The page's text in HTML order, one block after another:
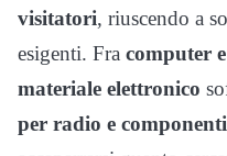
visitatori, riuscendo a
esigenti. Fra computer
materiale elettronico
per radio e